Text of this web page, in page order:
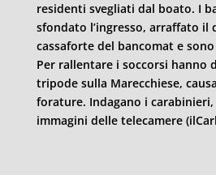
residenti svegliati dal boato. I
sfondato l’ingresso, arraffato il
cassaforte del bancomat e
Per rallentare i soccorsi hanno
tripode sulla Marecchiese,
forature. Indagano i carabinieri,
immagini delle telecamere